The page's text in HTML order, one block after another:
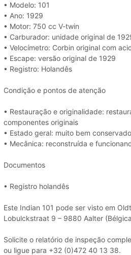
• Modelo: 101
• Ano: 1929
• Motor: 750 cc V-twin
• Carburador: unidade original de
• Velocímetro: Corbin original com
• Escape: versão original de 1929
• Registro: Holandês
Condição e pontos de atenção
• Restauração e originalidade:
componentes originais
• Estado geral: muito bem
• Mecânica: reconstruída e
Documentos
• Registro holandês
Este Indian 101 pode ser visto em
Lobulckstraat 9 – 9880 Aalter
Solicite o relatório de inspeção
ou ligue para +32 (0)472 40 13 38.